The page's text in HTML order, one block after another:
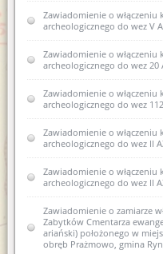
Zawiadomienie o
archeologicznego
zabytków 12AZP 35-59/
Zawiadomienie o
zabytku
ewidencji zabytków 22
Zawiadomienie o
zabytku
ewidencji zabytków 13
Zawiadomienie o
zabytku
ewidencji zabytków 14
Zawiadomienie o
zabytku
Zawiadomienie o
archeologicznego do wez V
Zawiadomienie o
archeologicznego do wez 20
Zawiadomienie o
archeologicznego do wez
Zawiadomienie o
archeologicznego do wez II
Zawiadomienie o
archeologicznego do wez II
Zawiadomienie o zamiarze
Zabytków Cmentarza
ariański) położonego w
obręb Prażmowo, gmina